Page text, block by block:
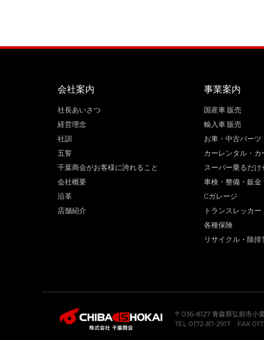
会社案内
社長あいさつ
経営理念
社訓
五誓
千葉商会がお客様に誇れること
会社概要
沿革
店舗紹介
事業案内
国産車 販売
輸入車 販売
お車・中古パーツ
カーレンタル・カ
スーパー乗るだけ
車検・整備・鈑金
Cガレージ
トランスレッカー
各種保険
リサイクル・除排
〒036-8127 青森県弘前市小
TEL 0172-87-2917 FAX